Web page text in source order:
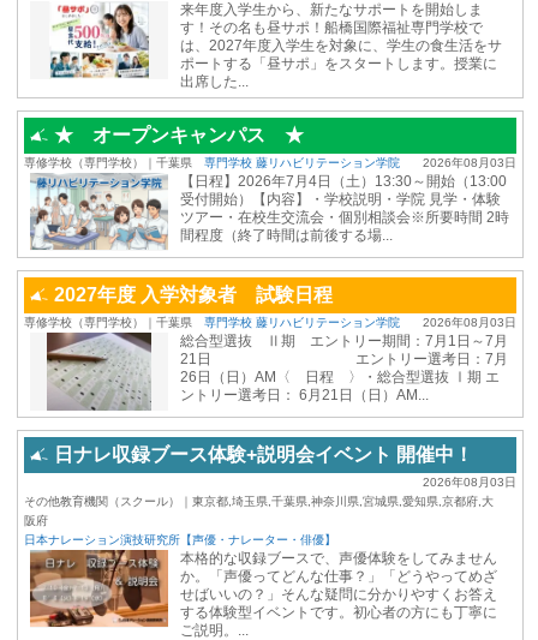
来年度入学生から、新たなサポートを開始しま
す！その名も昼サポ！船橋国際福祉専門学校で
は、2027年度入学生を対象に、学生の食生活をサ
ポートする「昼サポ」をスタートします。授業に
出席した...
★ オープンキャンパス ★
2026年08月03日
専修学校（専門学校）｜千葉県 専門学校 藤リハビリテーション学院
【日程】2026年7月4日（土）13:30～開始（13:00
受付開始）【内容】・学校説明・学院 見学・体験
ツアー・在校生交流会・個別相談会※所要時間 2時
間程度（終了時間は前後する場...
2027年度 入学対象者 試験日程
2026年08月03日
専修学校（専門学校）｜千葉県 専門学校 藤リハビリテーション学院
総合型選抜 Ⅱ期 エントリー期間：7月1日～7月
21日 エントリー選考日：7月
26日（日）AM〈 日程 〉・総合型選抜 Ⅰ期 エ
ントリー選考日： 6月21日（日）AM...
日ナレ収録ブース体験+説明会イベント 開催中！
2026年08月03日
その他教育機関（スクール）｜東京都,埼玉県,千葉県,神奈川県,宮城県,愛知県,京都府,大
阪府
日本ナレーション演技研究所【声優・ナレーター・俳優】
本格的な収録ブースで、声優体験をしてみません
か。「声優ってどんな仕事？」「どうやってめざ
せばいいの？」そんな疑問に分かりやすくお答え
する体験型イベントです。初心者の方にも丁寧に
ご説明。...